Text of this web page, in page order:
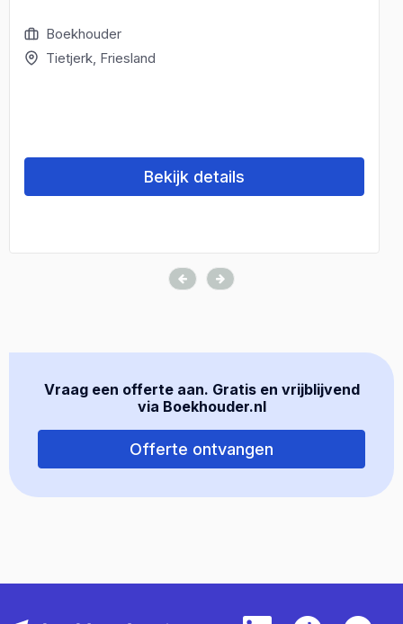
Boekhouder
Tietjerk, Friesland
Bekijk details
Vraag een offerte aan. Gratis en vrijblijvend
via Boekhouder.nl
Offerte ontvangen